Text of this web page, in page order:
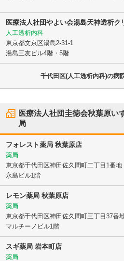
医療法人社団やよい会湯島天神透析ク
人工透析内科
東京都文京区湯島2-31-1
湯島三友ビル4階・5階
千代田区(人工透析内科)の病
医療法人社団圭徳会秋葉原い
局
フォレスト薬局 秋葉原店
薬局
東京都千代田区神田佐久間町二丁目1番地
永島ビル1階
レモン薬局 秋葉原店
薬局
東京都千代田区神田佐久間町三丁目37番
マルチーノビル1階
スギ薬局 岩本町店
薬局